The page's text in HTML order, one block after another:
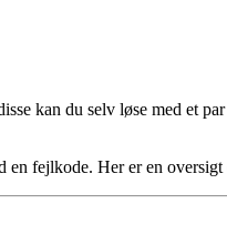
kan du selv løse med et
fejlkode. Her er en